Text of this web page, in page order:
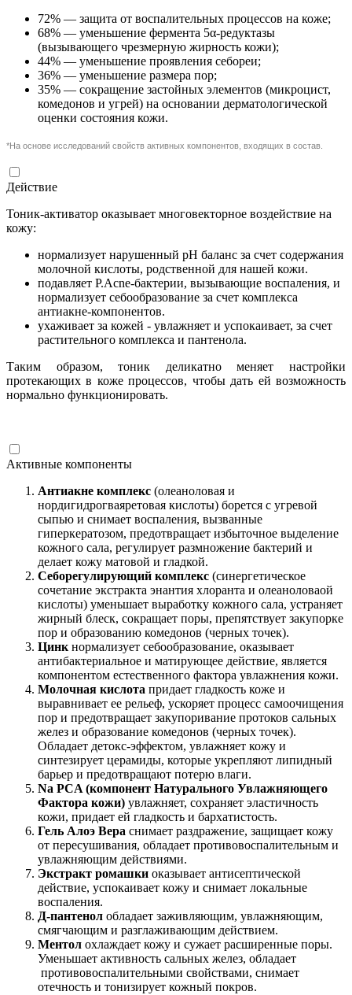
72% — защита от воспалительных процессов на коже;
68% — уменьшение фермента 5α-редуктазы
(вызывающего чрезмерную жирность кожи);
44% — уменьшение проявления себореи;
36% — уменьшение размера пор;
35% — сокращение застойных элементов (микроцист,
комедонов и угрей) на основании дерматологической
оценки состояния кожи.
*На основе исследований свойств активных компонентов, входящих в состав.
Действие
Тоник-активатор оказывает многовекторное воздействие на
кожу:
нормализует нарушенный рН баланс за счет содержания
молочной кислоты, родственной для нашей кожи.
подавляет P.Acne-бактерии, вызывающие воспаления, и
нормализует себообразование за счет комплекса
антиакне-компонентов.
ухаживает за кожей - увлажняет и успокаивает, за счет
растительного комплекса и пантенола.
Таким образом, тоник деликатно меняет настройки
протекающих в коже процессов, чтобы дать ей возможность
нормально функционировать.
Активные компоненты
Антиакне комплекс (олеаноловая и
нордигидрогваяретовая кислоты) борется с угревой
сыпью и снимает воспаления, вызванные
гиперкератозом, предотвращает избыточное выделение
кожного сала, регулирует размножение бактерий и
делает кожу матовой и гладкой.
Себорегулирующий комплекс (синергетическое
сочетание экстракта энантия хлоранта и олеаноловаой
кислоты) уменьшает выработку кожного сала, устраняет
жирный блеск, сокращает поры, препятствует закупорке
пор и образованию комедонов (черных точек).
Цинк нормализует себообразование, оказывает
антибактериальное и матирующее действие, является
компонентом естественного фактора увлажнения кожи.
Молочная кислота придает гладкость коже и
выравнивает ее рельеф, ускоряет процесс самоочищения
пор и предотвращает закупоривание протоков сальных
желез и образование комедонов (черных точек).
Обладает детокс-эффектом, увлажняет кожу и
синтезирует церамиды, которые укрепляют липидный
барьер и предотвращают потерю влаги.
Na PCA (компонент Натурального Увлажняющего
Фактора кожи) увлажняет, сохраняет эластичность
кожи, придает ей гладкость и бархатистость.
Гель Алоэ Вера снимает раздражение, защищает кожу
от пересушивания, обладает противовоспалительным и
увлажняющим действиями.
Экстракт ромашки оказывает антисептической
действие, успокаивает кожу и снимает локальные
воспаления.
Д-пантенол обладает заживляющим, увлажняющим,
смягчающим и разглаживающим действием.
Ментол охлаждает кожу и сужает расширенные поры.
Уменьшает активность сальных желез, обладает
противовоспалительными свойствами, снимает
отечность и тонизирует кожный покров.